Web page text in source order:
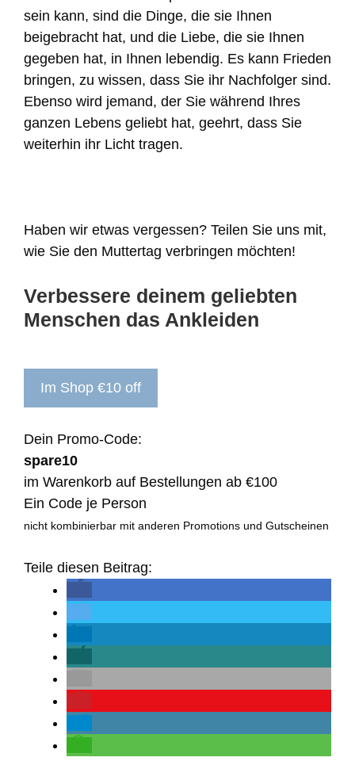
sein kann, sind die Dinge, die sie Ihnen
beigebracht hat, und die Liebe, die sie Ihnen
gegeben hat, in Ihnen lebendig. Es kann Frieden
bringen, zu wissen, dass Sie ihr Nachfolger sind.
Ebenso wird jemand, der Sie während Ihres
ganzen Lebens geliebt hat, geehrt, dass Sie
weiterhin ihr Licht tragen.
Haben wir etwas vergessen? Teilen Sie uns mit,
wie Sie den Muttertag verbringen möchten!
Verbessere deinem geliebten
Menschen das Ankleiden
Im Shop €10 off
Dein Promo-Code:
spare10
im Warenkorb auf Bestellungen ab €100
Ein Code je Person
nicht kombinierbar mit anderen Promotions und Gutscheinen
Teile diesen Beitrag: